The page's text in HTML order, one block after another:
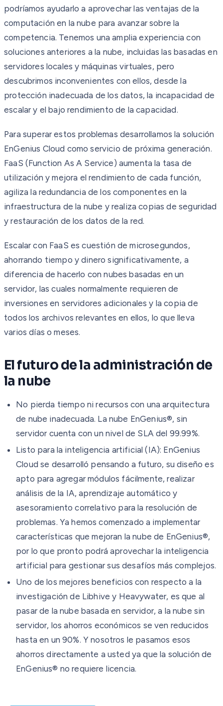
podríamos ayudarlo a aprovechar las ventajas de la
computación en la nube para avanzar sobre la
competencia. Tenemos una amplia experiencia con
soluciones anteriores a la nube, incluidas las basadas en
servidores locales y máquinas virtuales, pero
descubrimos inconvenientes con ellos, desde la
protección inadecuada de los datos, la incapacidad de
escalar y el bajo rendimiento de la capacidad.
Para superar estos problemas desarrollamos la solución
EnGenius Cloud como servicio de próxima generación.
FaaS (Function As A Service) aumenta la tasa de
utilización y mejora el rendimiento de cada función,
agiliza la redundancia de los componentes en la
infraestructura de la nube y realiza copias de seguridad
y restauración de los datos de la red.
Escalar con FaaS es cuestión de microsegundos,
ahorrando tiempo y dinero significativamente, a
diferencia de hacerlo con nubes basadas en un
servidor, las cuales normalmente requieren de
inversiones en servidores adicionales y la copia de
todos los archivos relevantes en ellos, lo que lleva
varios días o meses.
El futuro de la administración de
la nube
No pierda tiempo ni recursos con una arquitectura
de nube inadecuada. La nube EnGenius®, sin
servidor cuenta con un nivel de SLA del 99.99%.
Listo para la inteligencia artificial (IA): EnGenius
Cloud se desarrolló pensando a futuro, su diseño es
apto para agregar módulos fácilmente, realizar
análisis de la IA, aprendizaje automático y
asesoramiento correlativo para la resolución de
problemas. Ya hemos comenzado a implementar
características que mejoran la nube de EnGenius®,
por lo que pronto podrá aprovechar la inteligencia
artificial para gestionar sus desafíos más complejos.
Uno de los mejores beneficios con respecto a la
investigación de Libhive y Heavywater, es que al
pasar de la nube basada en servidor, a la nube sin
servidor, los ahorros económicos se ven reducidos
hasta en un 90%. Y nosotros le pasamos esos
ahorros directamente a usted ya que la solución de
EnGenius® no requiere licencia.